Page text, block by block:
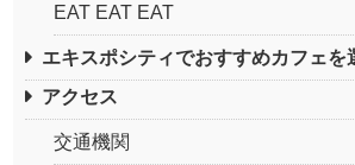
EAT EAT EAT
エキスポシティでおすすめカフェを
アクセス
交通機関